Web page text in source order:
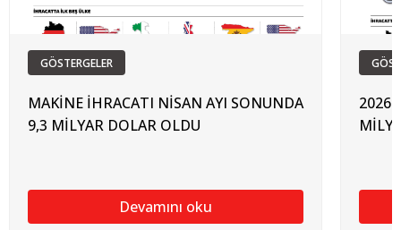
GÖSTERGELER
MAKİNE İHRACATI NİSAN AYI SONUNDA
9,3 MİLYAR DOLAR OLDU
Devamını oku
2026